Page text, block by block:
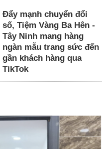
Đẩy mạnh chuyển đổi
số, Tiệm Vàng Ba Hên -
Tây Ninh mang hàng
ngàn mẫu trang sức đến
gần khách hàng qua
TikTok